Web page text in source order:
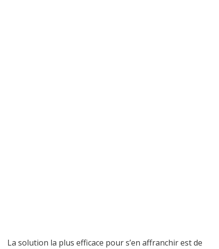
La solution la plus efficace pour s’en affranchir est de